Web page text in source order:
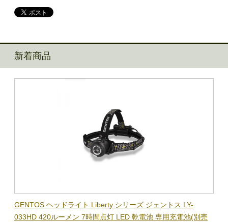
新着商品
GENTOS ヘッドライト Liberty シリーズ ジェントス LY-
033HD 420ルーメン 7時間点灯 LED 乾電池 専用充電池(別売